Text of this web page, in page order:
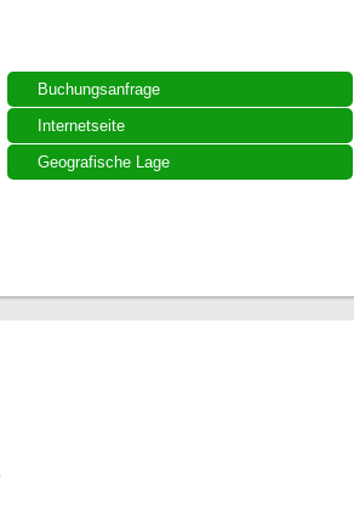
Buchungsanfrage
Internetseite
Geografische Lage